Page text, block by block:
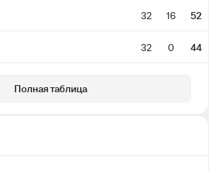
32 16 52
32 0 44
Полная таблица